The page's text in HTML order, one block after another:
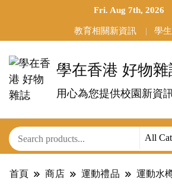
Fri. Aug 7th, 2026
教育相關新資訊 學
學在香港 好物雜
用心為您提供校園新資
首頁 商店 運動禮品 運動水